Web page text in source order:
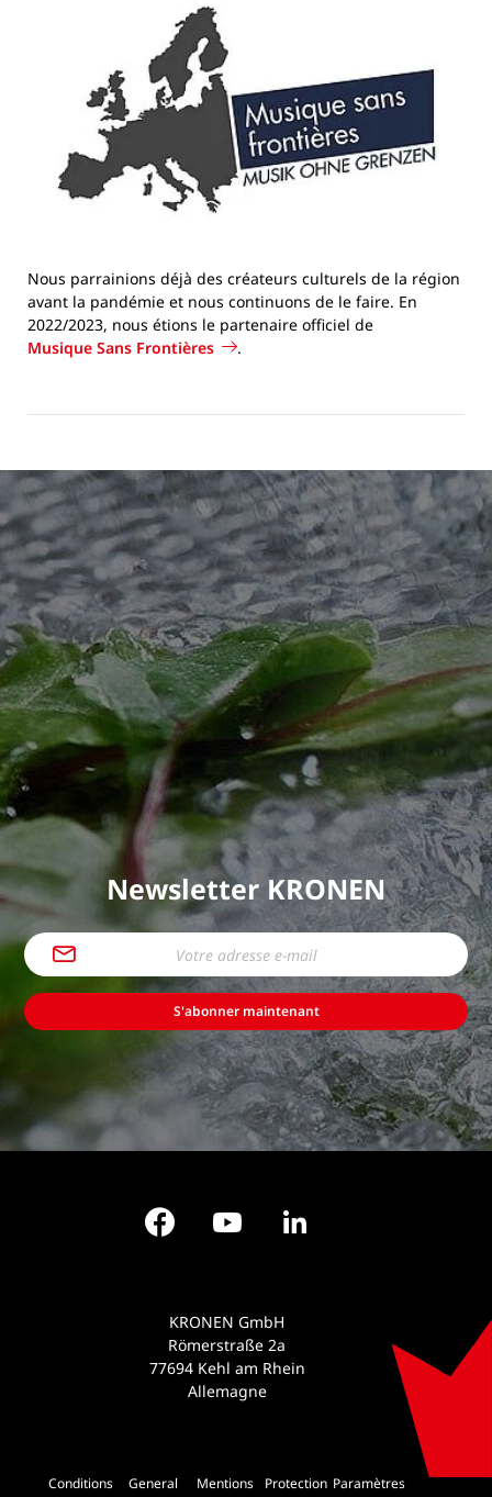
Nous parrainions déjà des créateurs culturels de la région
avant la pandémie et nous continuons de le faire. En
2022/2023, nous étions le partenaire officiel de
Musique Sans Frontières
.
Newsletter KRONEN
S'abonner maintenant
FacebookYouTube
Conditions
General
Mentions
Protection Paramètres
KRONEN GmbH
Römerstraße 2a
77694 Kehl am Rhein
Allemagne